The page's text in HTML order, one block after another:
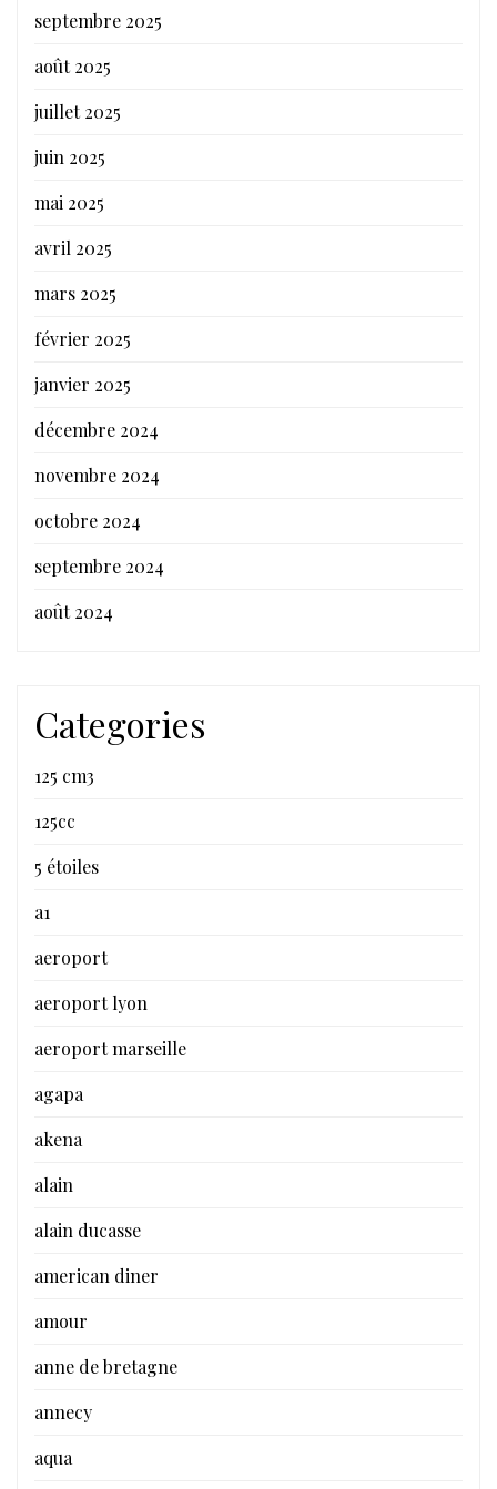
septembre 2025
août 2025
juillet 2025
juin 2025
mai 2025
avril 2025
mars 2025
février 2025
janvier 2025
décembre 2024
novembre 2024
octobre 2024
septembre 2024
août 2024
Categories
125 cm3
125cc
5 étoiles
a1
aeroport
aeroport lyon
aeroport marseille
agapa
akena
alain
alain ducasse
american diner
amour
anne de bretagne
annecy
aqua